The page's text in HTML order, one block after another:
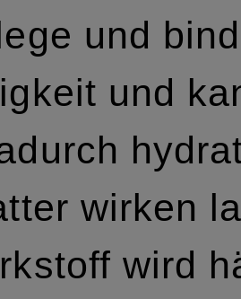
und
und
wirken
wird